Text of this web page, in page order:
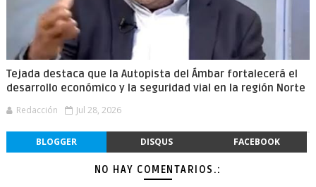
Tejada destaca que la Autopista del Ámbar fortalecerá el
desarrollo económico y la seguridad vial en la región Norte
Redacción Jul 28, 2026
BLOGGER DISQUS FACEBOOK
NO HAY COMENTARIOS.: